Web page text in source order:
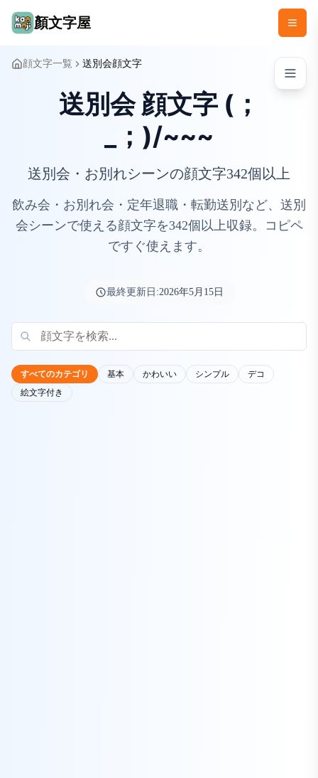
顏文字屋
顔文字一覧 送別会顔文字
送別会 顔文字 (；
_；)/~~~
送別会・お別れシーンの顔文字342個以上
飲み会・お別れ会・定年退職・転勤送別など、送別
会シーンで使える顔文字を342個以上収録。コピペ
ですぐ使えます。
最終更新日:2026年5月15日
すべてのカテゴリ 基本 かわいい シンプル
デコ
絵文字付き